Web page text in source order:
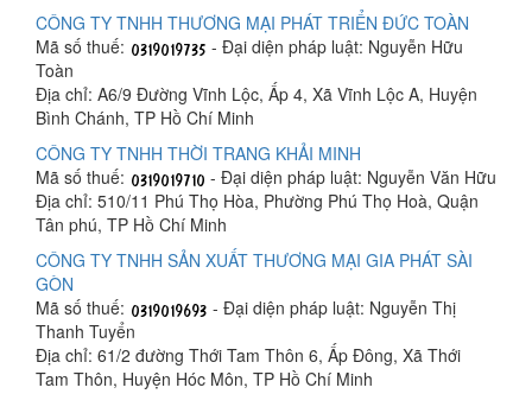
CÔNG TY TNHH THƯƠNG MẠI PHÁT TRIỂN ĐỨC TOÀN
Mã số thuế:
- Đại diện pháp luật: Nguyễn Hữu
Toàn
Địa chỉ: A6/9 Đường Vĩnh Lộc, Ấp 4, Xã Vĩnh Lộc A, Huyện
Bình Chánh, TP Hồ Chí Minh
CÔNG TY TNHH THỜI TRANG KHẢI MINH
Mã số thuế:
- Đại diện pháp luật: Nguyễn Văn Hữu
Địa chỉ: 510/11 Phú Thọ Hòa, Phường Phú Thọ Hoà, Quận
Tân phú, TP Hồ Chí Minh
CÔNG TY TNHH SẢN XUẤT THƯƠNG MẠI GIA PHÁT SÀI
GÒN
Mã số thuế:
- Đại diện pháp luật: Nguyễn Thị
Thanh Tuyển
Địa chỉ: 61/2 đường Thới Tam Thôn 6, Ấp Đông, Xã Thới
Tam Thôn, Huyện Hóc Môn, TP Hồ Chí Minh